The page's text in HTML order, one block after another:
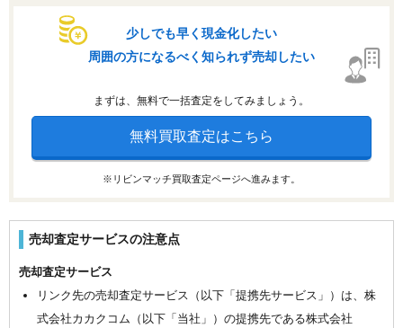
少しでも早く現金化したい
周囲の方になるべく知られず売却したい
まずは、無料で一括査定をしてみましょう。
無料買取査定はこちら
※リビンマッチ買取査定ページへ進みます。
売却査定サービスの注意点
売却査定サービス
リンク先の売却査定サービス（以下「提携先サービス」）は、株
式会社カカクコム（以下「当社」）の提携先である株式会社